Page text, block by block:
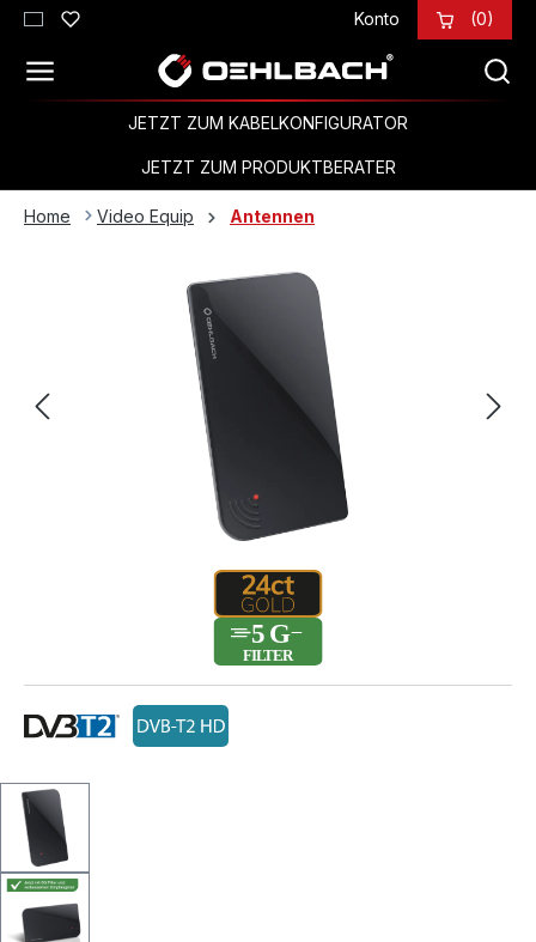
Zum Hauptinhalt springen Konto (0)
JETZT ZUM KABELKONFIGURATOR
JETZT ZUM PRODUKTBERATER
Home Video Equip Antennen